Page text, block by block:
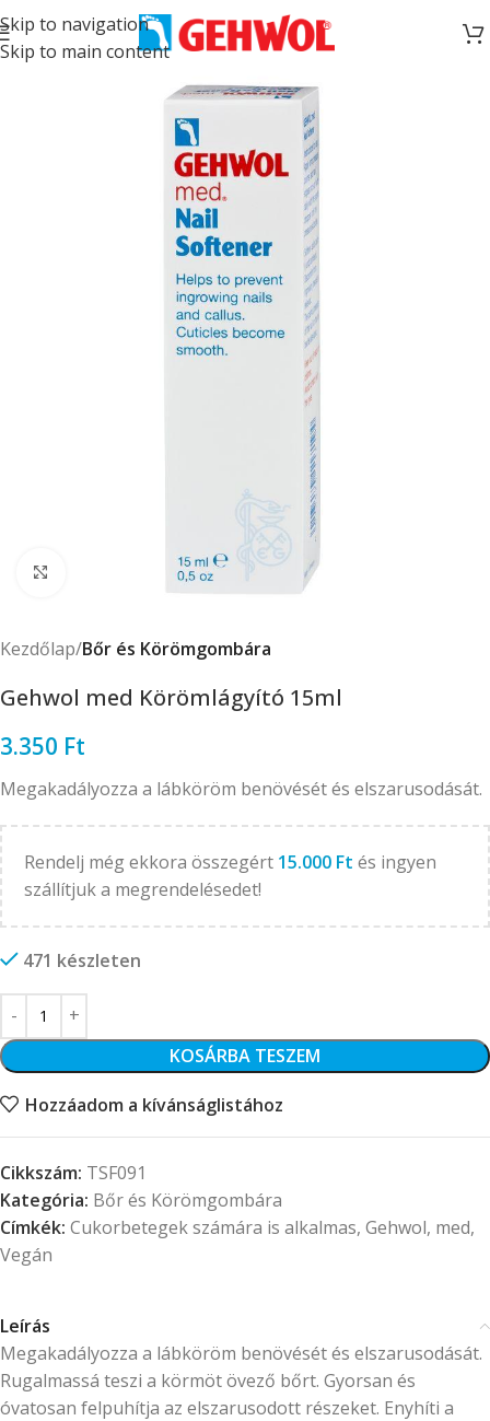
Skip to navigation
Skip to main content
Click to enlarge
Kezdőlap Bőr és Körömgombára
Gehwol med Körömlágyító 15ml
3.350 Ft
Megakadályozza a lábköröm benövését és elszarusodását.
Rendelj még ekkora összegért 15.000 Ft és ingyen
szállítjuk a megrendelésedet!
471 készleten
KOSÁRBA TESZEM
Hozzáadom a kívánságlistához
Cikkszám: TSF091
Kategória: Bőr és Körömgombára
Címkék: Cukorbetegek számára is alkalmas, Gehwol, med,
Vegán
Leírás
Megakadályozza a lábköröm benövését és elszarusodását.
Rugalmassá teszi a körmöt övező bőrt. Gyorsan és
óvatosan felpuhítja az elszarusodott részeket. Enyhíti a